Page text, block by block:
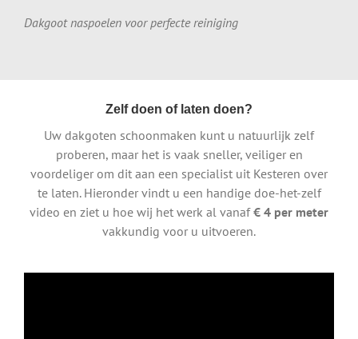
Dakgoot naspoelen voor perfecte reiniging
Zelf doen of laten doen?
Uw dakgoten schoonmaken kunt u natuurlijk zelf
proberen, maar het is vaak sneller, veiliger en
voordeliger om dit aan een specialist uit Kesteren over
te laten. Hieronder vindt u een handige doe-het-zelf
video en ziet u hoe wij het werk al vanaf€ 4 per meter
vakkundig voor u uitvoeren.